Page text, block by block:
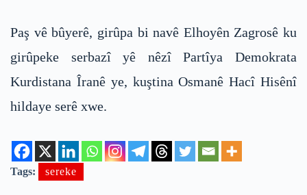
Paş vê bûyerê, girûpa bi navê Elhoyên Zagrosê ku
girûpeke serbazî yê nêzî Partîya Demokrata
Kurdistana Îranê ye, kuştina Osmanê Hacî Hisênî
hildaye serê xwe.
Tags: sereke